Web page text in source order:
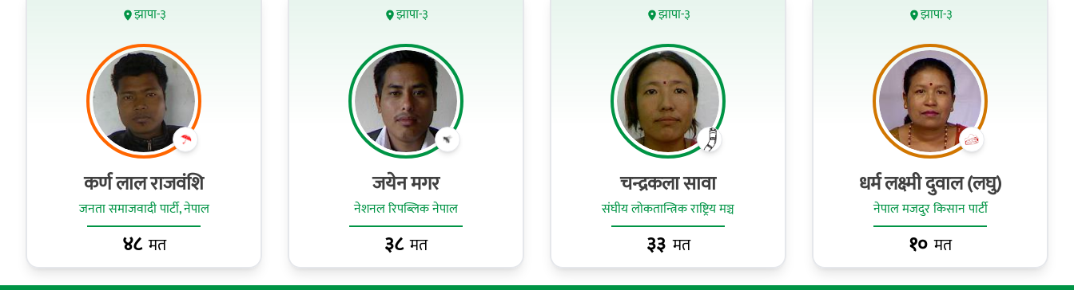
झापा-३
कर्ण लाल राजवंशि
जनता समाजवादी पार्टी, नेपाल
४८मत
झापा-३
जयेन मगर
नेशनल रिपब्लिक नेपाल
३८ मत
झापा-३
चन्द्रकला सावा
संघीय लोकतान्त्रिक राष्ट्रिय मञ्च
३३ मत
झापा-३
धर्म लक्ष्मी दुवाल (लघु)
नेपाल मजदुर किसान पार्टी
१० मत